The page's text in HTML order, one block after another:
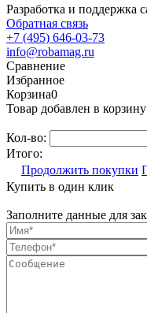
Разработка и поддержка
Обратная связь
+7 (495) 646-03-73
info@robamag.ru
Сравнение
Избранное
Корзина0
Товар добавлен в корзину
Кол-во:
Итого:
Продолжить покупки
Купить в один клик
Заполните данные для